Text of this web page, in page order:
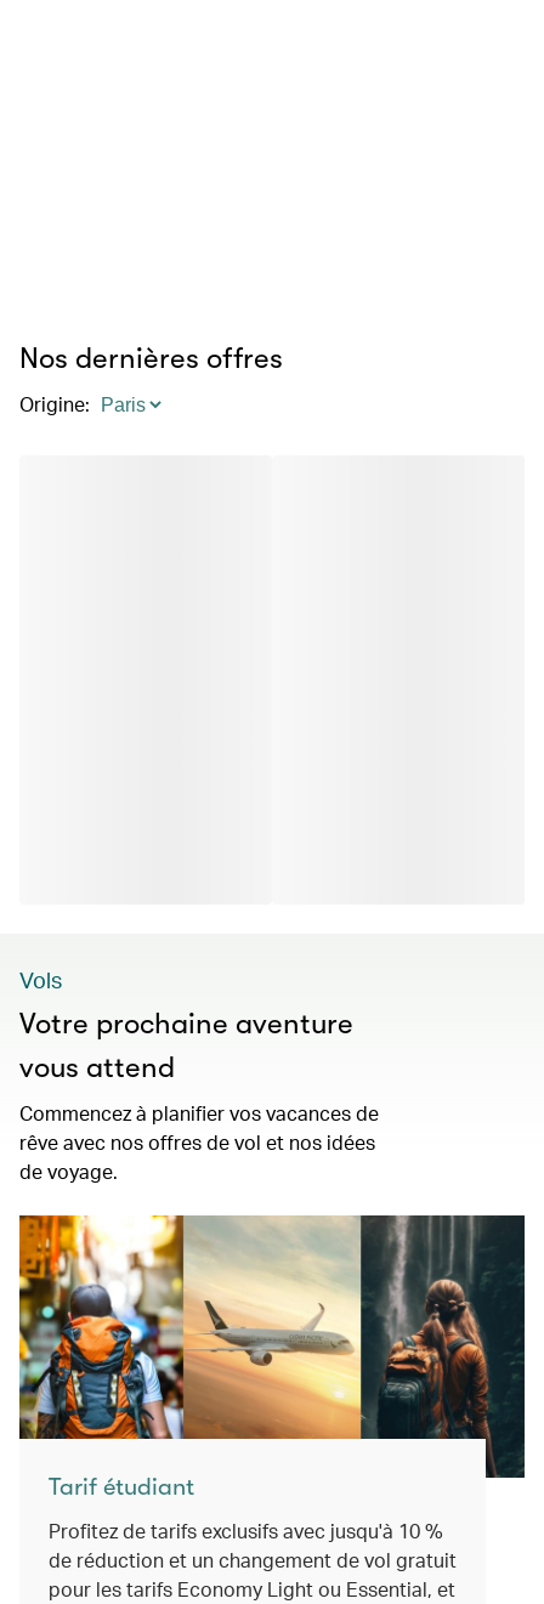
Nos dernières offres
Origine:
Vols
Votre prochaine aventure
vous attend
Commencez à planifier vos vacances de
rêve avec nos offres de vol et nos idées
de voyage.
Tarif étudiant
Profitez de tarifs exclusifs avec jusqu'à 10 %
de réduction et un changement de vol gratuit
pour les tarifs Economy Light ou Essential, et